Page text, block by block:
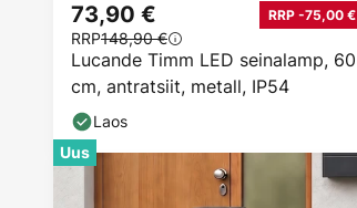
Lucande Timm LED seinalamp, 60
cm, antratsiit, metall, IP54
73,90 € RRP -75,00 €
RRP148,90 €
Laos
Uus